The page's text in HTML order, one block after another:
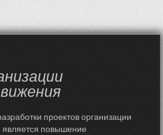
проектов организации
повышение